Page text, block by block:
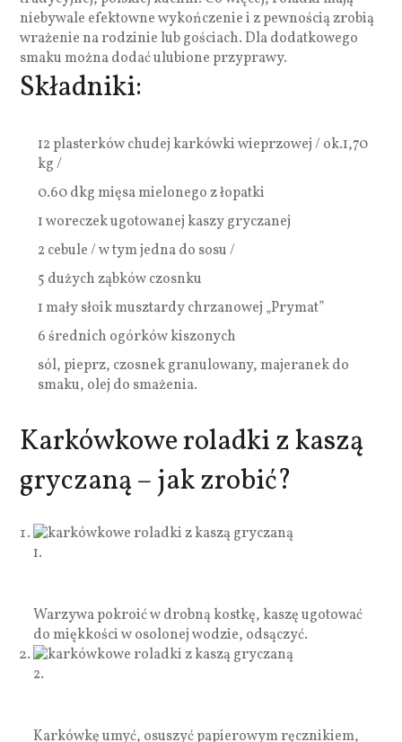
niebywale efektowne wykończenie i z pewnością zrobią
wrażenie na rodzinie lub gościach. Dla dodatkowego
smaku można dodać ulubione przyprawy.
Składniki:
12 plasterków chudej karkówki wieprzowej / ok.1,70
kg /
0.60 dkg mięsa mielonego z łopatki
1 woreczek ugotowanej kaszy gryczanej
2 cebule / w tym jedna do sosu /
5 dużych ząbków czosnku
1 mały słoik musztardy chrzanowej „Prymat”
6 średnich ogórków kiszonych
sól, pieprz, czosnek granulowany, majeranek do
smaku, olej do smażenia.
Karkówkowe roladki z kaszą
gryczaną – jak zrobić?
1.
Warzywa pokroić w drobną kostkę, kaszę ugotować
do miękkości w osolonej wodzie, odsączyć.
2.
Karkówkę umyć, osuszyć papierowym ręcznikiem,